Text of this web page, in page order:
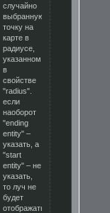
случайно
выбранную
точку на
карте в
радиусе,
указанном
в
свойстве
"radius".
если
наоборот
"ending
entity" –
указать, а
"start
entity" – не
указать,
то луч не
будет
отображаться.